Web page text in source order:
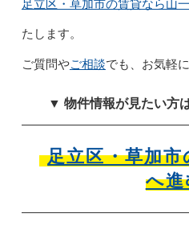
足立区・草加市の賃貸なら山
たします。
ご質問やご相談でも、お気軽に
▼ 物件情報が見たい方
足立区・草加
へ